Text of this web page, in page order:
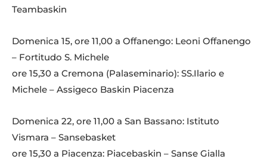
Teambaskin
Domenica 15, ore 11,00 a Offanengo: Leoni Offanengo
– Fortitudo S. Michele
ore 15,30 a Cremona (Palaseminario): SS.Ilario e
Michele – Assigeco Baskin Piacenza
Domenica 22, ore 11,00 a San Bassano: Istituto
Vismara – Sansebasket
ore 15,30 a Piacenza: Piacebaskin – Sanse Gialla